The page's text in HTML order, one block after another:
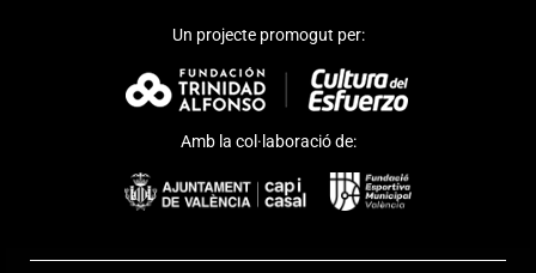
Un projecte promogut per:
Amb la col·laboració de: